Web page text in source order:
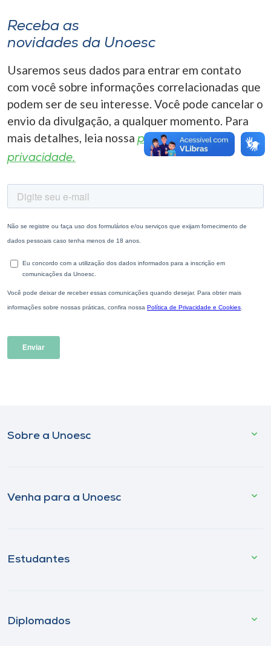
Selecione
o idioma
Receba as
novidades da Unoesc
Usaremos seus dados para entrar em contato
com você sobre informações correlacionadas que
podem ser de seu interesse. Você pode cancelar o
envio da divulgação, a qualquer momento. Para
mais detalhes, leia nossa política de
privacidade.
Sobre a Unoesc
Venha para a Unoesc
Estudantes
Diplomados